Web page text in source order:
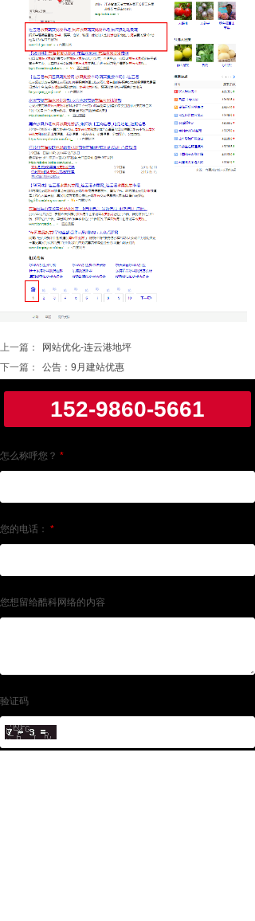
上一篇：
网站优化-连云港地坪
下一篇：
公告：9月建站优惠
152-9860-5661
怎么称呼您？ *
您的电话： *
您想留给酷科网络的内容
验证码